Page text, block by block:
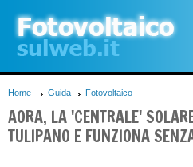
HOME GUIDA
Home Guida Fotovoltaico
AORA, LA 'CENTRALE'
TULIPANO E FUNZIONA